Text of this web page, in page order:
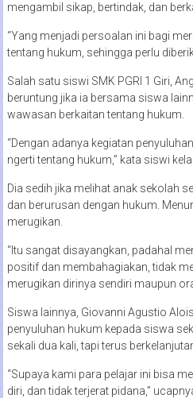
mengambil sikap, bertindak, dan
“Yang menjadi persoalan ini bagi
tentang hukum, sehingga perlu
Salah satu siswi SMK PGRI 1 Giri,
beruntung jika ia bersama siswa
wawasan berkaitan tentang hukum.
“Dengan adanya kegiatan
ngerti tentang hukum,” kata siswi
Dia sedih jika melihat anak sekolah
dan berurusan dengan hukum.
merugikan.
“Itu sangat disayangkan, padahal
positif dan membahagiakan, tidak
merugikan dirinya sendiri maupun
Siswa lainnya, Giovanni Agustio
penyuluhan hukum kepada siswa
sekali dua kali, tapi terus
“Supaya kami para pelajar ini bisa
diri, dan tidak terjerat pidana,”